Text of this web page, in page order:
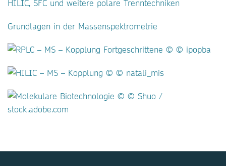
HILIC, SFC und weitere polare Trenntechniken
Grundlagen in der Massenspektrometrie